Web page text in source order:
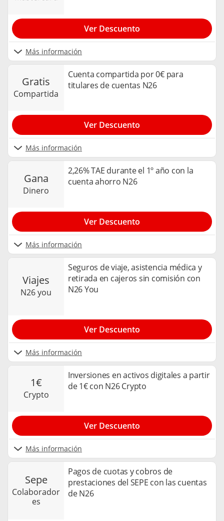
Más información
Ver Descuento
gratis
compartida
Cuenta compartida por 0€ para
titulares de cuentas N26
Más información
Ver Descuento
gana
dinero
2,26% TAE durante el 1º año con la
cuenta ahorro N26
Más información
Ver Descuento
viajes
n26 you
Seguros de viaje, asistencia médica y
retirada en cajeros sin comisión con
N26 You
Más información
Ver Descuento
1€
crypto
Inversiones en activos digitales a partir
de 1€ con N26 Crypto
Más información
Ver Descuento
sepe
colaborador
es
Pagos de cuotas y cobros de
prestaciones del SEPE con las cuentas
de N26